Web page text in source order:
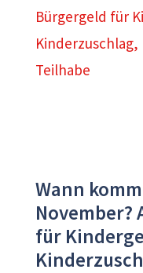
Bürgergeld für
Kinderzuschlag,
Teilhabe
Wann
für